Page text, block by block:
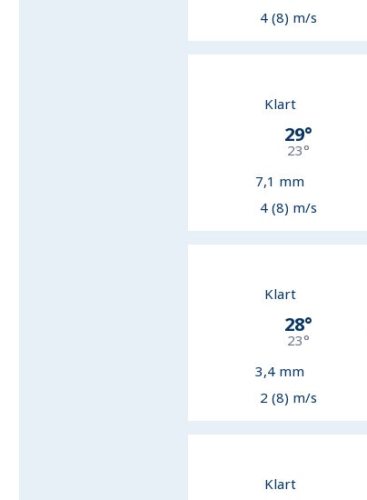
4 (8) m/s
Klart
29°
23°
7,1 mm
4 (8) m/s
Klart
28°
23°
3,4 mm
2 (8) m/s
Klart